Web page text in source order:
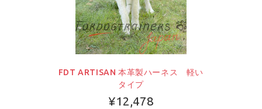
FDT ARTISAN 本革製ハーネス 軽い
タイプ
¥12,478